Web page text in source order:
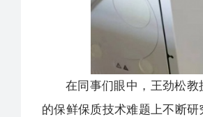
在同事们眼中，王劲松
的保鲜保质技术难题上不断